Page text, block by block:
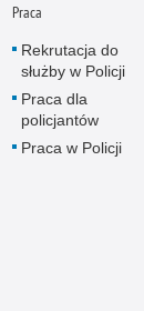
Praca
Rekrutacja do
służby w Policji
Praca dla
policjantów
Praca w Policji